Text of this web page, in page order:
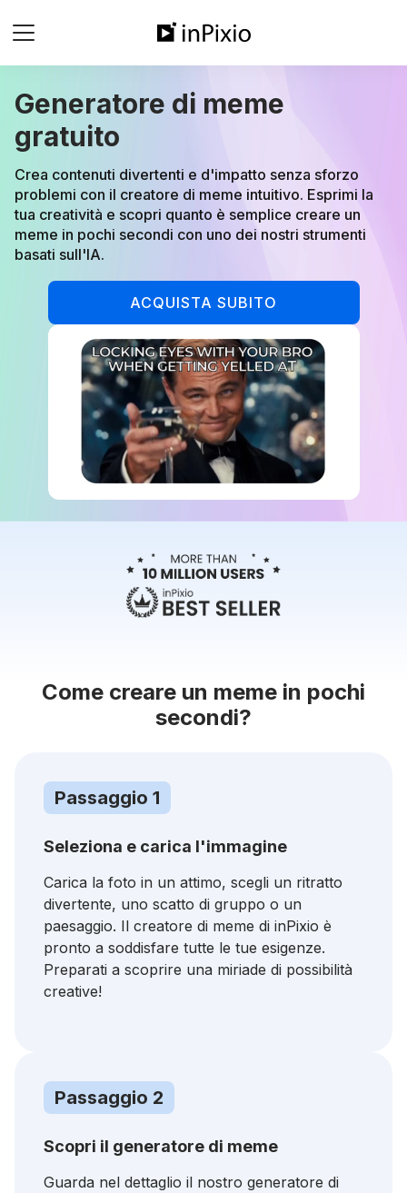
Generatore di meme
gratuito
Crea contenuti divertenti e d'impatto senza sforzo
problemi con il creatore di meme intuitivo. Esprimi la
tua creatività e scopri quanto è semplice creare un
meme in pochi secondi con uno dei nostri strumenti
basati sull'IA.
ACQUISTA SUBITO
Come creare un meme in pochi
secondi?
Passaggio 1
Seleziona e carica l'immagine
Carica la foto in un attimo, scegli un ritratto
divertente, uno scatto di gruppo o un
paesaggio. Il creatore di meme di inPixio è
pronto a soddisfare tutte le tue esigenze.
Preparati a scoprire una miriade di possibilità
creative!
Passaggio 2
Scopri il generatore di meme
Guarda nel dettaglio il nostro generatore di